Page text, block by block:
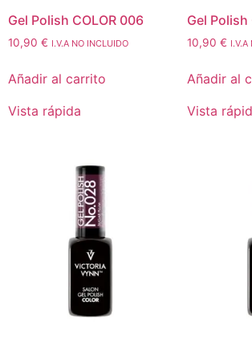
Gel Polish COLOR 006
10,90 € I.V.A NO INCLUIDO
Añadir al carrito
Vista rápida
Gel Polish
10,90 € I.V.A
Añadir al
Vista